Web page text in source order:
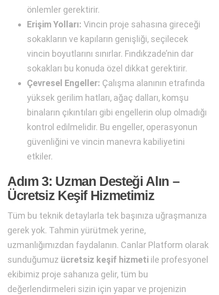
önlemler gerektirir.
Erişim Yolları: Vincin proje sahasına gireceği
sokakların ve kapıların genişliği, seçilecek
vincin boyutlarını sınırlar. Fındıkzade’nin dar
sokakları bu konuda özel dikkat gerektirir.
Çevresel Engeller: Çalışma alanının etrafında
yüksek gerilim hatları, ağaç dalları, komşu
binaların çıkıntıları gibi engellerin olup olmadığı
kontrol edilmelidir. Bu engeller, operasyonun
güvenliğini ve vincin manevra kabiliyetini
etkiler.
Adım 3: Uzman Desteği Alın –
Ücretsiz Keşif Hizmetimiz
Tüm bu teknik detaylarla tek başınıza uğraşmanıza
gerek yok. Tahmin yürütmek yerine,
uzmanlığımızdan faydalanın. Canlar Platform olarak
sunduğumuz ücretsiz keşif hizmeti ile profesyonel
ekibimiz proje sahanıza gelir, tüm bu
değerlendirmeleri sizin için yapar ve projenizin